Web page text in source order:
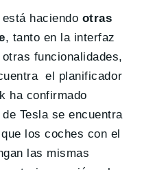
haciendo otras
, tanto en la interfaz
funcionalidades,
el planificador
ha confirmado
Tesla se encuentra
los coches con el
las mismas